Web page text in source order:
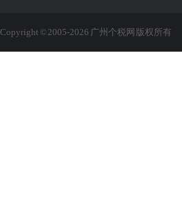
Copyright © 2005-2026 广州个税网 版权所有